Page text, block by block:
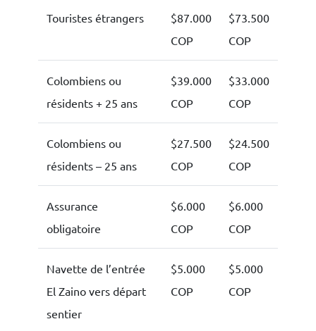
Touristes étrangers
$87.000
COP
$73.500
COP
Colombiens ou
résidents + 25 ans
$39.000
COP
$33.000
COP
Colombiens ou
résidents – 25 ans
$27.500
COP
$24.500
COP
Assurance
obligatoire
$6.000
COP
$6.000
COP
Navette de l’entrée
El Zaino vers départ
sentier
$5.000
COP
$5.000
COP